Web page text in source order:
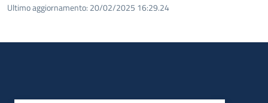
Ultimo aggiornamento: 20/02/2025 16:29.24